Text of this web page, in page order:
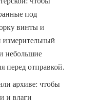
под
винты и
небольшие
перед отправкой.
архиве: чтобы
и влаги